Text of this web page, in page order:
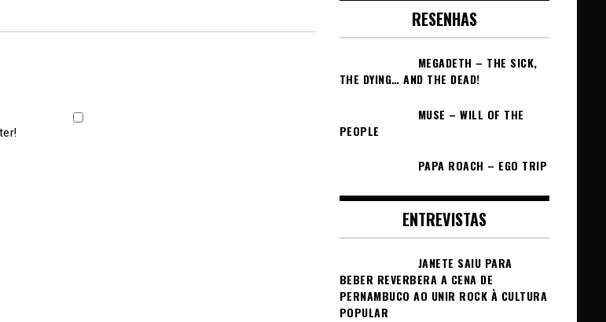
RESENHAS
MEGADETH – THE SICK,
THE DYING… AND THE DEAD!
MUSE – WILL OF THE
PEOPLE
PAPA ROACH – EGO TRIP
ENTREVISTAS
JANETE SAIU PARA
BEBER REVERBERA A CENA DE
PERNAMBUCO AO UNIR ROCK À CULTURA
POPULAR